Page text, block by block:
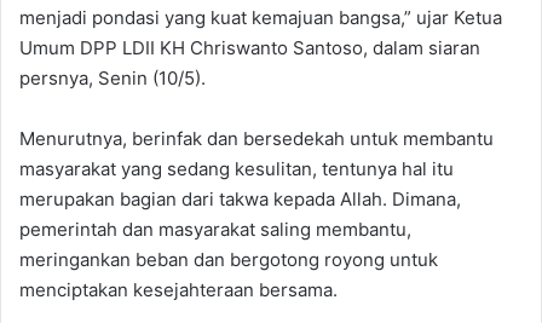
menjadi pondasi yang kuat kemajuan bangsa,” ujar Ketua
Umum DPP LDII KH Chriswanto Santoso, dalam siaran
persnya, Senin (10/5).
Menurutnya, berinfak dan bersedekah untuk membantu
masyarakat yang sedang kesulitan, tentunya hal itu
merupakan bagian dari takwa kepada Allah. Dimana,
pemerintah dan masyarakat saling membantu,
meringankan beban dan bergotong royong untuk
menciptakan kesejahteraan bersama.